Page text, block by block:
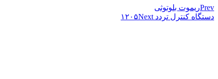
Prevریموت بلوتوثی
دستگاه کنترل تردد ۱۲۰۵ Next